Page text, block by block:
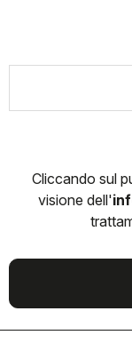
Cliccando sul
visione dell'